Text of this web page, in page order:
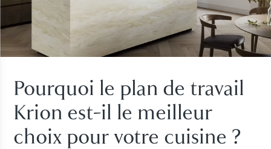
Pourquoi le plan de travail
Krion est-il le meilleur
choix pour votre cuisine ?